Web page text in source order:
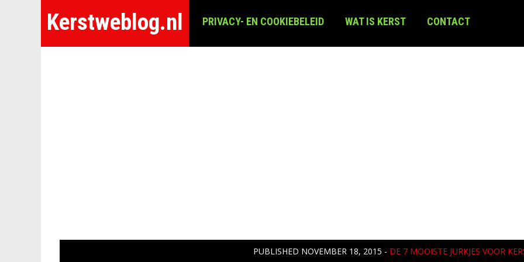
Kerstweblog.nl PRIVACY- EN COOKIEBELEID WAT IS KERST CONTACT
PUBLISHED NOVEMBER 18, 2015 - DE 7 MOOISTE JURKJES VOOR